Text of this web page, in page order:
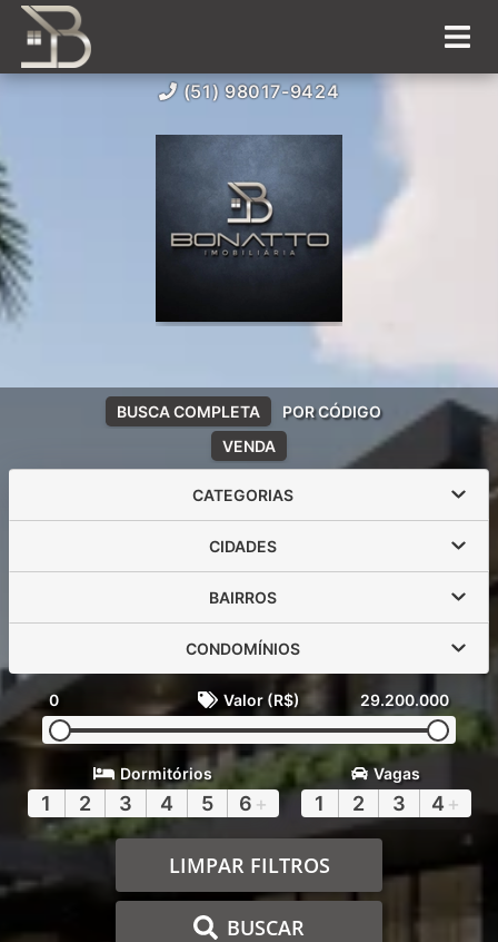
(51) 98017-9424
VENDA
BUSCA COMPLETA POR CÓDIGO
CATEGORIAS
CIDADES
BAIRROS
CONDOMÍNIOS
0 Valor (R$) 29.200.000
Dormitórios
1 2 3 4 5 6 +
Vagas
1 2 3 4 +
LIMPAR FILTROS
BUSCAR